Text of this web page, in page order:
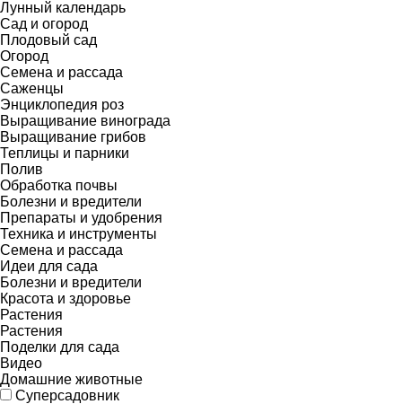
Лунный календарь
Сад и огород
Плодовый сад
Огород
Семена и рассада
Саженцы
Энциклопедия роз
Выращивание винограда
Выращивание грибов
Теплицы и парники
Полив
Обработка почвы
Болезни и вредители
Препараты и удобрения
Техника и инструменты
Семена и рассада
Идеи для сада
Болезни и вредители
Красота и здоровье
Растения
Растения
Поделки для сада
Видео
Домашние животные
Суперсадовник